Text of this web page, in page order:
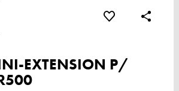
EXTENSION P/